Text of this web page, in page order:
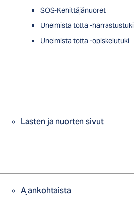
SOS-Kehittäjänuoret
Unelmista totta -harrastustuki
Unelmista totta -opiskelutuki
Lasten ja nuorten sivut
Ajankohtaista